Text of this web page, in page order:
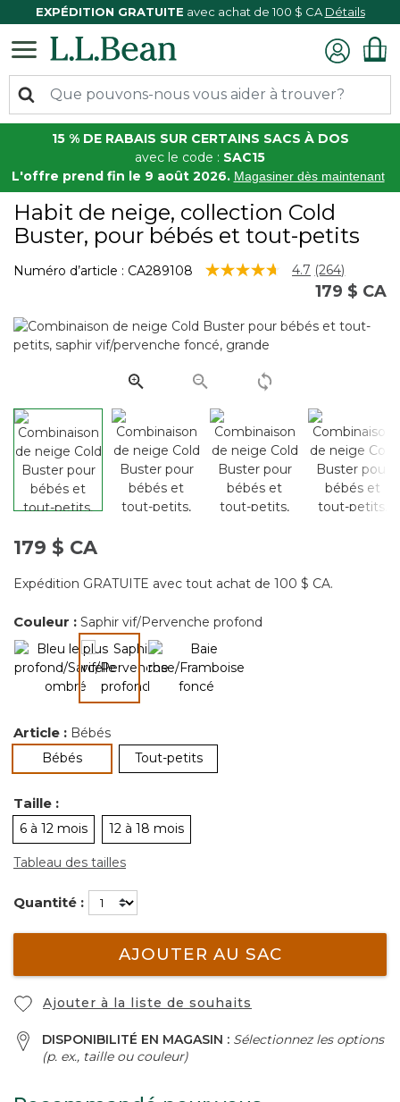
EXPÉDITION GRATUITE avec achat de 100 $ CA Détails
15 % DE RABAIS SUR CERTAINS SACS À DOS
avec le code : SAC15
L'offre prend fin le 9 août 2026. Magasiner dès maintenant
Habit de neige, collection Cold
Buster, pour bébés et tout-petits
Numéro d’article : CA289108 3,8 sur 5 Évaluation des clients
4.7 Lire
les
Lien
(264)
179 $ CA
179 $ CA
Expédition GRATUITE avec tout achat de 100 $ CA.
Couleur : Saphir vif/Pervenche profond
sélectionné
Article : Bébés
BébéssélectionnéTout-petits
Taille :
6 à 12 mois 12 à 18 mois
Tableau des tailles
Quantité :
AJOUTER AU SAC
Ajouter à la liste de souhaits
DISPONIBILITÉ EN MAGASIN : Sélectionnez les options
(p. ex., taille ou couleur)